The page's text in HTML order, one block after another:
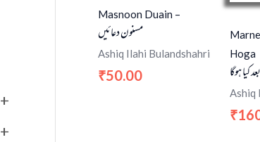
+
+
Masnoon Duain –
مسنون دعائیں
Ashiq Ilahi Bulandshahri
₹50.00
Hoga
کیا ہوگا
Ashiq
₹